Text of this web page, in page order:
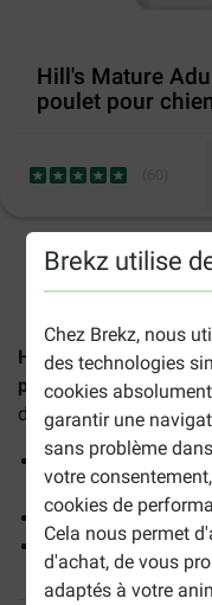
Brekz utilise
Chez Brekz, nous
des technologies
cookies
garantir une
sans problème
votre
cookies de
Cela nous permet
d'achat, de vous
adaptés à votre
Hill's Mature
poulet pour
2-5
Hill's Science Plan
pouletest une
de taille moyenne et
Convient aux
causés par la
Pauvre en calories
Favorise le